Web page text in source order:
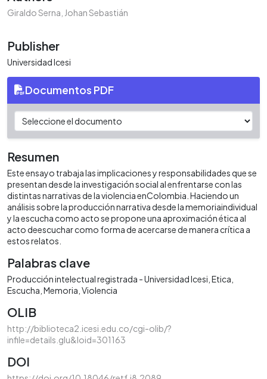
Giraldo Serna, Johan Sebastián
Publisher
Universidad Icesi
Documentos PDF
Resumen
Este ensayo trabaja las implicaciones y responsabilidades que se
presentan desde la investigación social al enfrentarse con las
distintas narrativas de la violencia enColombia. Haciendo un
análisis sobre la producción narrativa desde la memoriaindividual
y la escucha como acto se propone una aproximación ética al
acto deescuchar como forma de acercarse de manera crítica a
estos relatos.
Palabras clave
Producción intelectual registrada - Universidad Icesi Etica
Escucha Memoria Violencia
OLIB
http://biblioteca2.icesi.edu.co/cgi-olib/?
infile=details.glu&loid=301163
DOI